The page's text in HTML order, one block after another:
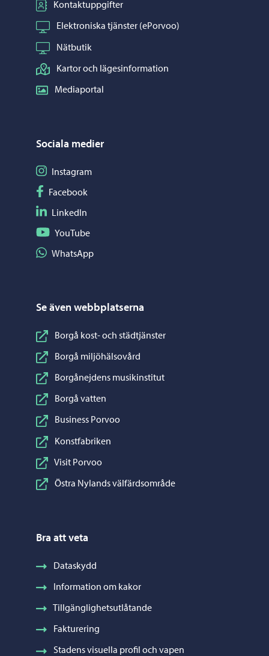
Kontaktuppgifter
Elektroniska tjänster (ePorvoo)
Nätbutik
Kartor och lägesinformation
Mediaportal
Sociala medier
Följ på Instagram
Instagram
Följ på Facebook
Facebook
Följ på LinkedIn
LinkedIn
Följ på YouTube
YouTube
Dela på WhatsApp
WhatsApp
Se även webbplatserna
Borgå kost- och städtjänster
Borgå miljöhälsovård
Borgånejdens musikinstitut
Borgå vatten
Business Porvoo
Konstfabriken
Visit Porvoo
Östra Nylands välfärdsområde
Bra att veta
Dataskydd
Information om kakor
Tillgänglighetsutlåtande
Fakturering
Stadens visuella profil och vapen